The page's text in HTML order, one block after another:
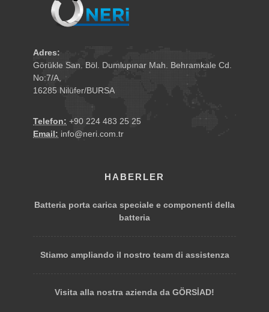
Adres:
Görükle San. Böl. Dumlupınar Mah. Behramkale Cd.
No:7/A,
16285 Nilüfer/BURSA
Telefon: +90 224 483 25 25
Email: info@neri.com.tr
HABERLER
Batteria porta carica speciale e componenti della
batteria
Stiamo ampliando il nostro team di assistenza
Visita alla nostra azienda da GÖRSİAD!